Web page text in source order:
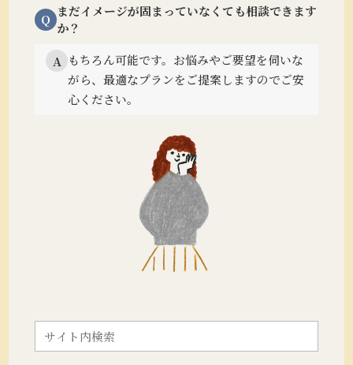
Q
まだイメージが固まっていなくても相談できます
か？
A もちろん可能です。 お悩みやご要望を伺いな
がら、最適なプランをご提案しますのでご安
心ください。